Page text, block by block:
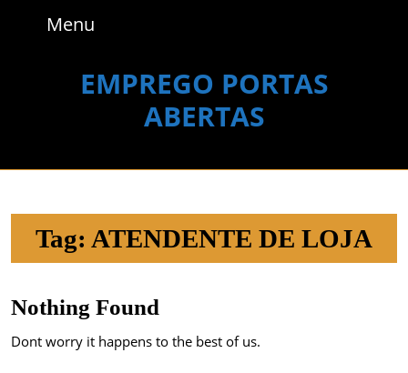
Menu
EMPREGO PORTAS
ABERTAS
Tag: ATENDENTE DE LOJA
Nothing Found
Dont worry it happens to the best of us.